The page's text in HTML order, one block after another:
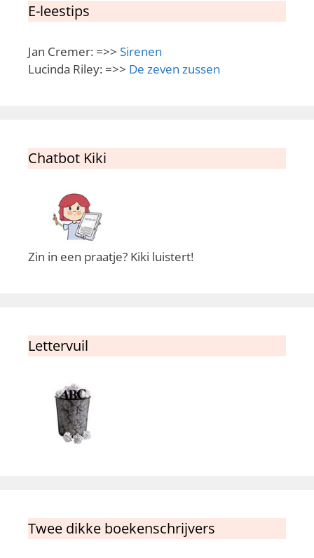
E-leestips
Jan Cremer: =>> Sirenen
Lucinda Riley: =>> De zeven zussen
Chatbot Kiki
Zin in een praatje? Kiki luistert!
Lettervuil
Twee dikke boekenschrijvers